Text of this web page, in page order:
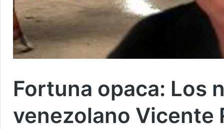
Fortuna opaca: Los
venezolano Vicente